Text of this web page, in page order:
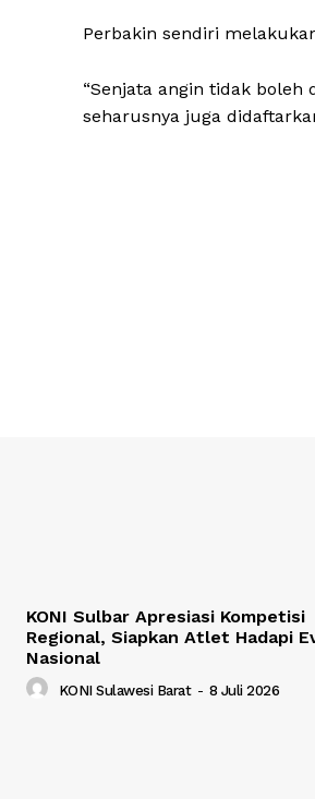
Perbakin sendiri
“Senjata angin tidak
seharusnya juga
KONI Sulbar Apresiasi Kompetisi
Regional, Siapkan Atlet Hadapi
Nasional
KONI Sulawesi Barat - 8 Juli 2026